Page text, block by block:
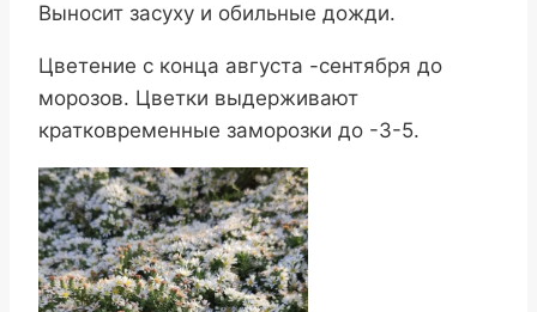
Выносит засуху и обильные дожди.
Цветение с конца августа -сентября до
морозов. Цветки выдерживают
кратковременные заморозки до -3-5.